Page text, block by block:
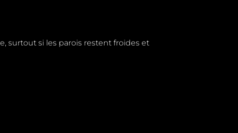
surtout si les parois restent froides et